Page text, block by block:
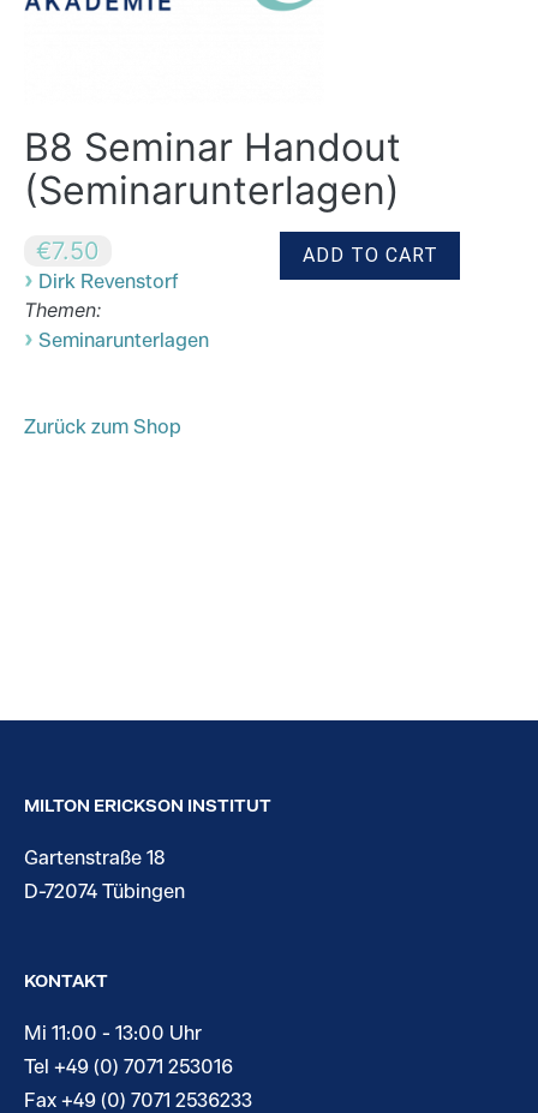
B8 Seminar Handout
(Seminarunterlagen)
€7.50
› Dirk Revenstorf
Themen:
› Seminarunterlagen
Zurück zum Shop
MILTON ERICKSON INSTITUT
Gartenstraße 18
D-72074 Tübingen
KONTAKT
Mi 11:00 - 13:00 Uhr
Tel +49 (0) 7071 253016
Fax +49 (0) 7071 2536233